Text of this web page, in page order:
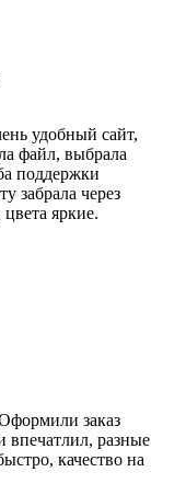
удобный сайт,
файл, выбрала
поддержки
забрала через
яркие.
заказ
впечатлил, разные
качество на